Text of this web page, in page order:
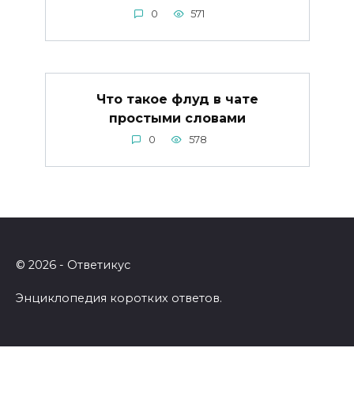
0 571
Что такое флуд в чате
простыми словами
0 578
© 2026 - Ответикус
Энциклопедия коротких ответов.